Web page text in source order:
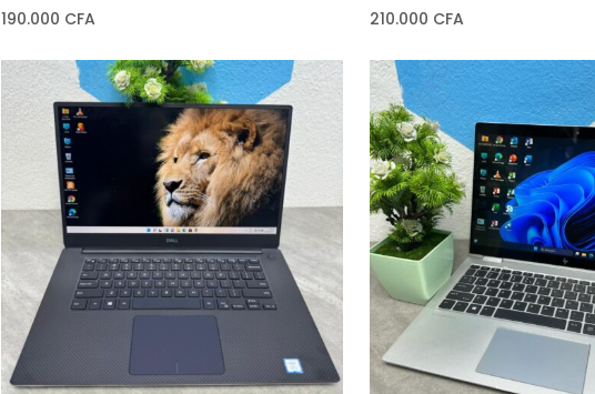
de RAM, 13″
190.000 CFA
de RAM, 14″
210.000 CFA